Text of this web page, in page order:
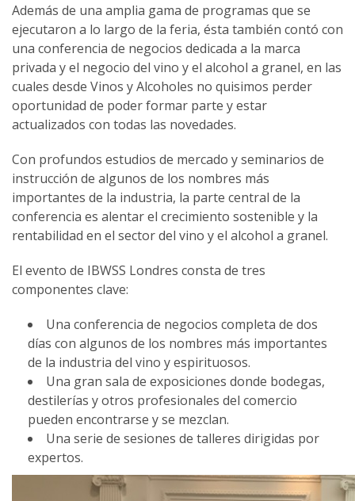
Además de una amplia gama de programas que se
ejecutaron a lo largo de la feria, ésta también contó con
una conferencia de negocios dedicada a la marca
privada y el negocio del vino y el alcohol a granel, en las
cuales desde Vinos y Alcoholes no quisimos perder
oportunidad de poder formar parte y estar
actualizados con todas las novedades.
Con profundos estudios de mercado y seminarios de
instrucción de algunos de los nombres más
importantes de la industria, la parte central de la
conferencia es alentar el crecimiento sostenible y la
rentabilidad en el sector del vino y el alcohol a granel.
El evento de IBWSS Londres consta de tres
componentes clave:
Una conferencia de negocios completa de dos
días con algunos de los nombres más importantes
de la industria del vino y espirituosos.
Una gran sala de exposiciones donde bodegas,
destilerías y otros profesionales del comercio
pueden encontrarse y se mezclan.
Una serie de sesiones de talleres dirigidas por
expertos.